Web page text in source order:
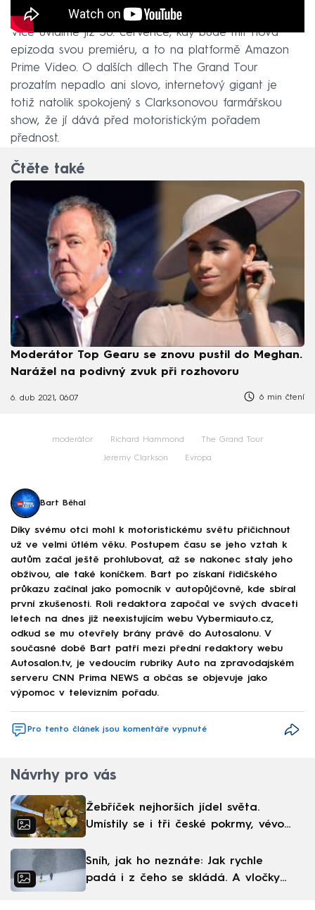
Více uvidíme již 30. července, kdy bude mít nová
epizoda svou premiéru, a to na platformě Amazon
Prime Video. O dalších dílech The Grand Tour
prozatím nepadlo ani slovo, internetový gigant je
totiž natolik spokojený s Clarksonovou farmářskou
show, že jí dává před motoristickým pořadem
přednost.
Čtěte také
Moderátor Top Gearu se znovu pustil do Meghan.
Narážel na podivný zvuk při rozhovoru
6. dub 2021, 06:07 6 min čtení
moderátor Richard Hammond The Grand Tour
Jeremy Clarkson Evropa
Bart Běhal
Díky svému otci mohl k motoristickému světu přičichnout
už ve velmi útlém věku. Postupem času se jeho vztah k
autům začal ještě prohlubovat, až se nakonec staly jeho
obživou, ale také koníčkem. Bart po získaní řidičského
průkazu začínal jako pomocník v autopůjčovně, kde sbíral
první zkušenosti. Roli redaktora započal ve svých dvaceti
letech na dnes již neexistujícím webu Vybermiauto.cz,
odkud se mu otevřely brány právě do Autosalonu. V
současné době Bart patří mezi přední redaktory webu
Autosalon.tv, je vedoucím rubriky Auto na zpravodajském
serveru CNN Prima NEWS a občas se objevuje jako
výpomoc v televizním pořadu.
Pro tento článek jsou komentáře vypnuté
Návrhy pro vás
Žebříček nejhorších jídel světa.
Umístily se i tři české pokrmy, vévodí
Sníh, jak ho neznáte: Jak rychle
padá i z čeho se skládá. A vločky